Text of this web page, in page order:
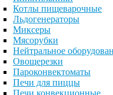
Котлы пищеварочные
Льдогенераторы
Миксеры
Мясорубки
Нейтральное
Овощерезки
Пароконвектоматы
Печи для пиццы
Печи конвекционные